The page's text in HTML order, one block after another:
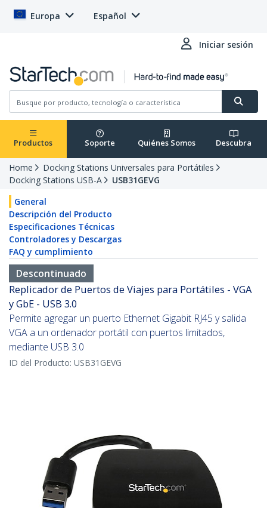
Europa Español
Iniciar sesión
Productos Soporte Quiénes Somos Descubra
Home
Docking Stations Universales para Portátiles
Docking Stations USB-A
USB31GEVG
General
Descripción del Producto
Especificaciones Técnicas
Controladores y Descargas
FAQ y cumplimiento
Descontinuado
Replicador de Puertos de Viajes para Portátiles - VGA
y GbE - USB 3.0
Permite agregar un puerto Ethernet Gigabit RJ45 y salida
VGA a un ordenador portátil con puertos limitados,
mediante USB 3.0
ID del Producto: USB31GEVG